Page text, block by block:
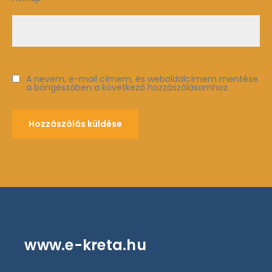
A nevem, e-mail címem, és weboldalcímem mentése
a böngészőben a következő hozzászólásomhoz.
www.e-kreta.hu